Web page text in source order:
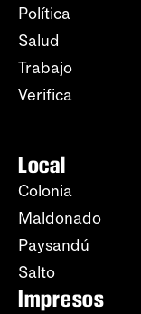
Política
Salud
Trabajo
Verifica
Local
Colonia
Maldonado
Paysandú
Salto
Impresos